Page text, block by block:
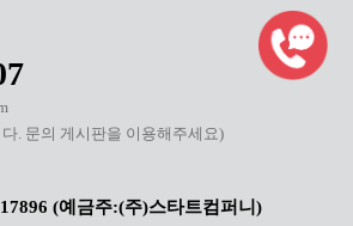
. 문의 게시판을 이용해주세요)
(예금주:(주)스타트컴퍼니)